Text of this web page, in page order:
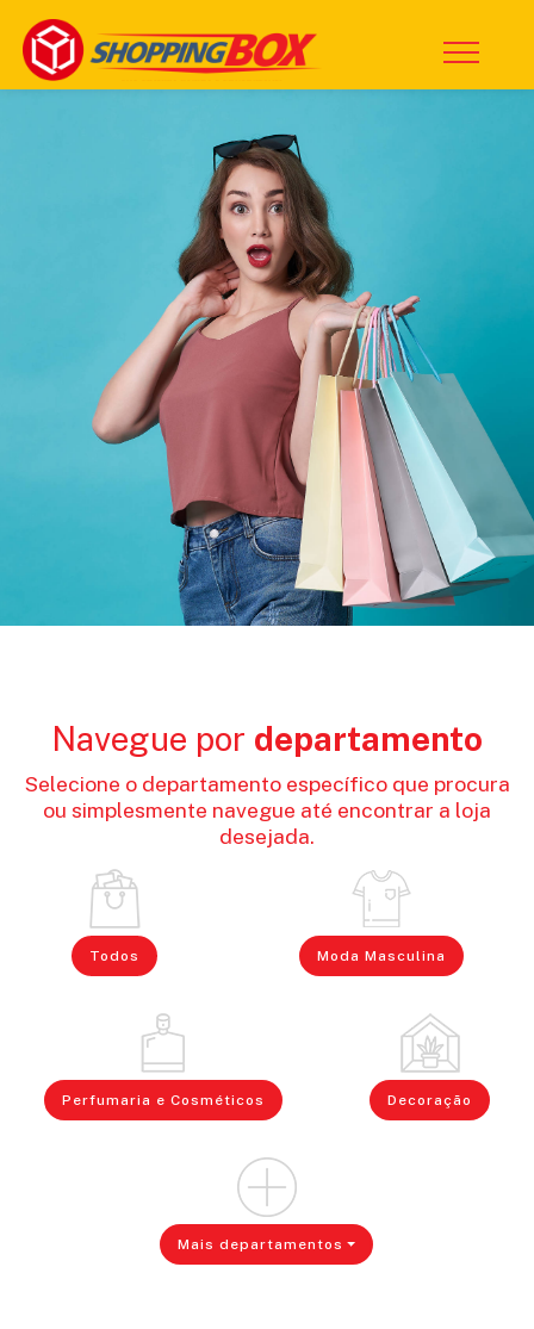
Navegue por departamento
Selecione o departamento específico que procura
ou simplesmente navegue até encontrar a loja
desejada.
Todos Moda Masculina
Perfumaria e Cosméticos Decoração
Mais departamentos